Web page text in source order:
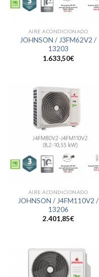
AIRE ACONDICIONADO
JOHNSON / J3FM62V2 /
13203
1.633,50€
AIRE ACONDICIONADO
JOHNSON / J4FM110V2 /
13206
2.401,85€